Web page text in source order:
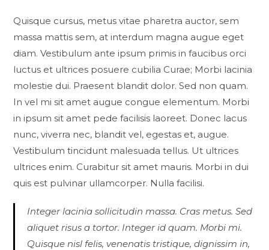
Quisque cursus, metus vitae pharetra auctor, sem
massa mattis sem, at interdum magna augue eget
diam. Vestibulum ante ipsum primis in faucibus orci
luctus et ultrices posuere cubilia Curae; Morbi lacinia
molestie dui. Praesent blandit dolor. Sed non quam.
In vel mi sit amet augue congue elementum. Morbi
in ipsum sit amet pede facilisis laoreet. Donec lacus
nunc, viverra nec, blandit vel, egestas et, augue.
Vestibulum tincidunt malesuada tellus. Ut ultrices
ultrices enim. Curabitur sit amet mauris. Morbi in dui
quis est pulvinar ullamcorper. Nulla facilisi.
Integer lacinia sollicitudin massa. Cras metus. Sed
aliquet risus a tortor. Integer id quam. Morbi mi.
Quisque nisl felis, venenatis tristique, dignissim in,